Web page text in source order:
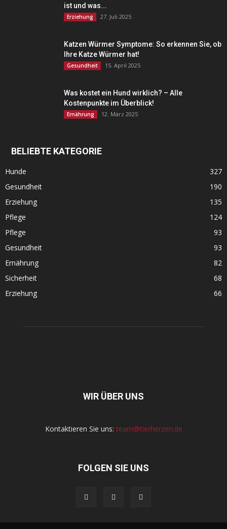
ist und was...
Erziehung 27. Juli 2025
Katzen Würmer Symptome: So erkennen Sie, ob
Ihre Katze Würmer hat!
Gesundheit 15. April 2025
Was kostet ein Hund wirklich? – Alle
Kostenpunkte im Überblick!
Ernährung 12. März 2025
BELIEBTE KATEGORIE
Hunde
327
Gesundheit
190
Erziehung
135
Pflege
124
Pflege
93
Gesundheit
93
Ernährung
82
Sicherheit
68
Erziehung
66
WIR ÜBER UNS
Kontaktieren Sie uns: team@tierherzen.de
FOLGEN SIE UNS